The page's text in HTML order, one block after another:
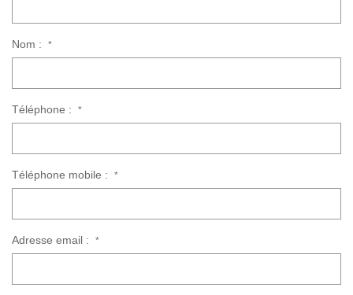
Nom : *
Téléphone : *
Téléphone mobile : *
Adresse email : *